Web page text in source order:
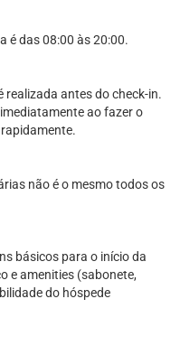
é das 08:00 às 20:00.
realizada antes do check-in.
ao fazer o
não é o mesmo todos os
básicos para o início da
e amenities (sabonete,
do hóspede